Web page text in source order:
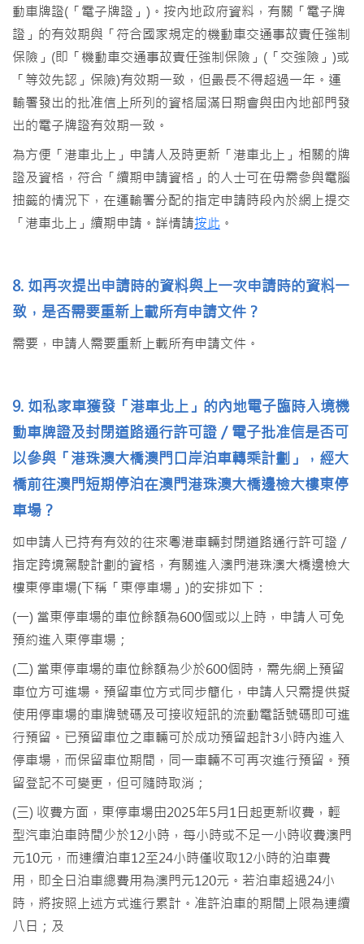
動車牌證(「電子牌證」)。按內地政府資料，有關「電子牌
證」的有效期與「符合國家規定的機動車交通事故責任強制
保險」(即「機動車交通事故責任強制保險」(「交強險」)或
「等效先認」保險)有效期一致，但最長不得超過一年。運
輸署發出的批准信上所列的資格屆滿日期會與由內地部門發
出的電子牌證有效期一致。
為方便「港車北上」申請人及時更新「港車北上」相關的牌
證及資格，符合「續期申請資格」的人士可在毋需參與電腦
抽籤的情況下，在運輸署分配的指定申請時段內於網上提交
「港車北上」續期申請。詳情請按此 。
8. 如再次提出申請時的資料與上一次申請時的資料一
致，是否需要重新上載所有申請文件？
需要，申請人需要重新上載所有申請文件。
9. 如私家車獲發「港車北上」的內地電子臨時入境機
動車牌證及封閉道路通行許可證／電子批准信是否可
以參與「港珠澳大橋澳門口岸泊車轉乘計劃」，經大
橋前往澳門短期停泊在澳門港珠澳大橋邊檢大樓東停
車場？
如申請人已持有有效的往來粵港車輛封閉道路通行許可證／
指定跨境駕駛計劃的資格，有關進入澳門港珠澳大橋邊檢大
樓東停車場(下稱「東停車場」)的安排如下：
(一) 當東停車場的車位餘額為600個或以上時，申請人可免
預約進入東停車場；
(二) 當東停車場的車位餘額為少於600個時，需先網上預留
車位方可進場。預留車位方式同步簡化，申請人只需提供擬
使用停車場的車牌號碼及可接收短訊的流動電話號碼即可進
行預留。已預留車位之車輛可於成功預留起計3小時內進入
停車場，而保留車位期間，同一車輛不可再次進行預留。預
留登記不可變更，但可隨時取消；
(三) 收費方面，東停車場由2025年5月1日起更新收費，輕
型汽車泊車時間少於12小時，每小時或不足一小時收費澳門
元10元，而連續泊車12至24小時僅收取12小時的泊車費
用，即全日泊車總費用為澳門元120元。若泊車超過24小
時，將按照上述方式進行累計。准許泊車的期間上限為連續
八日；及